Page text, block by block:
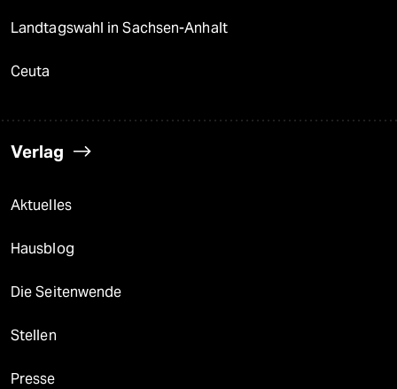
Landtagswahl in Sachsen-Anhalt
Ceuta
Verlag
Aktuelles
Hausblog
Die Seitenwende
Stellen
Presse